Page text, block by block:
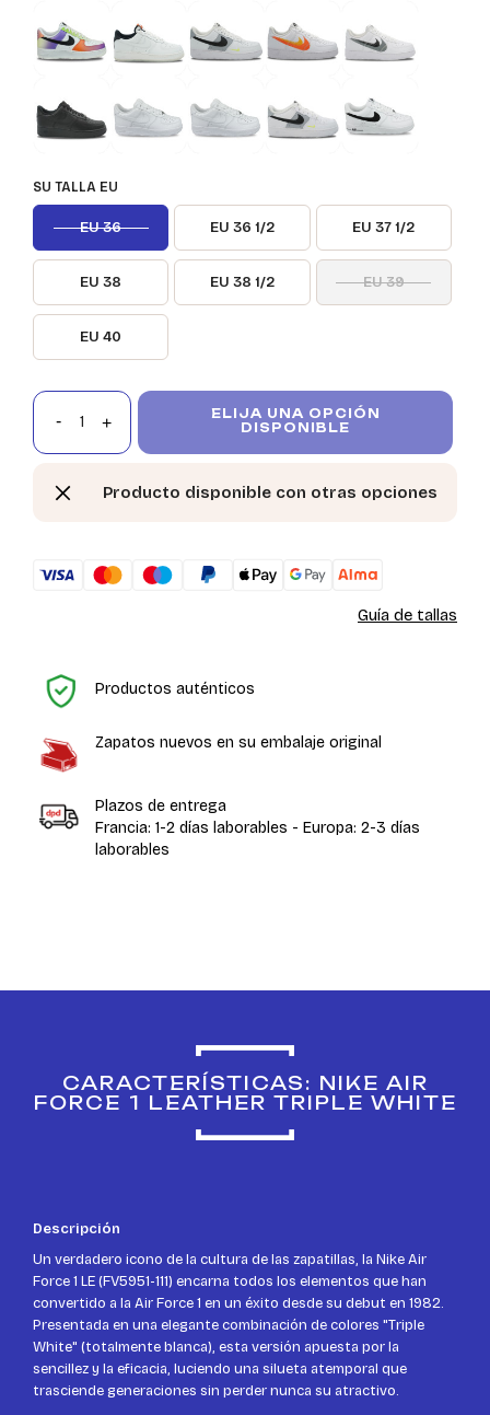
SU TALLA EU
EU 36 EU 36 1/2 EU 37 1/2
EU 38 EU 38 1/2 EU 39
EU 40
ELIJA UNA OPCIÓN
DISPONIBLE
Producto disponible con otras opciones
Guía de tallas
Productos auténticos
Zapatos nuevos en su embalaje original
Plazos de entrega
Francia: 1-2 días laborables - Europa: 2-3 días
laborables
CARACTERÍSTICAS: NIKE AIR
FORCE 1 LEATHER TRIPLE WHITE
Descripción
Un verdadero icono de la cultura de las zapatillas, la Nike Air
Force 1 LE (FV5951-111) encarna todos los elementos que han
convertido a la Air Force 1 en un éxito desde su debut en 1982.
Presentada en una elegante combinación de colores "Triple
White" (totalmente blanca), esta versión apuesta por la
sencillez y la eficacia, luciendo una silueta atemporal que
trasciende generaciones sin perder nunca su atractivo.